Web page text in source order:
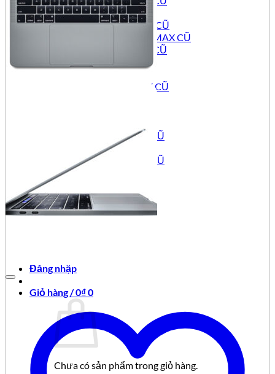
IPHONE 12 CŨ
IPHONE 12 MINI CŨ
IPHONE 11 PRO MAX CŨ
IPHONE 11 PRO CŨ
IPHONE 11 CŨ
IPHONE XS MAX CŨ
IPHONE 8 PLUS CŨ
IPHONE 8 CŨ
IPHONE 7 PLUS CŨ
IPAD PRO CŨ
IPAD AIR CŨ
Đăng nhập
Giỏ hàng /0₫0
Chưa có sản phẩm trong giỏ hàng.